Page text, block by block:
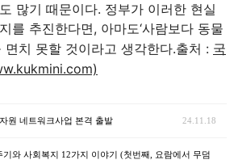
많기 때문이다. 정부가 이러한 현실
를 추진한다면, 아마도‘사람보다 동물
면치 못할 것이라고 생각한다.출처 : 국
원 네트워크사업 본격 출발 24.11.18
와 사회복지 12가지 이야기 (첫번째, 요람에서 무덤